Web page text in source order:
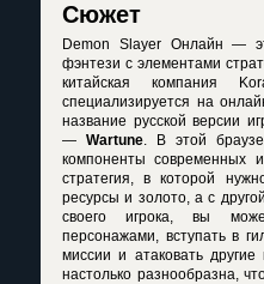
Сюжет
Demon Slayer Онлайн —
фэнтези с элементами
китайская компания
специализируется на
название русской версии
— Wartune. В этой
компоненты
стратегия, в которой
ресурсы и золото, а с
своего игрока, вы
персонажами, вступать в
миссии и атаковать
настолько разнообразна,